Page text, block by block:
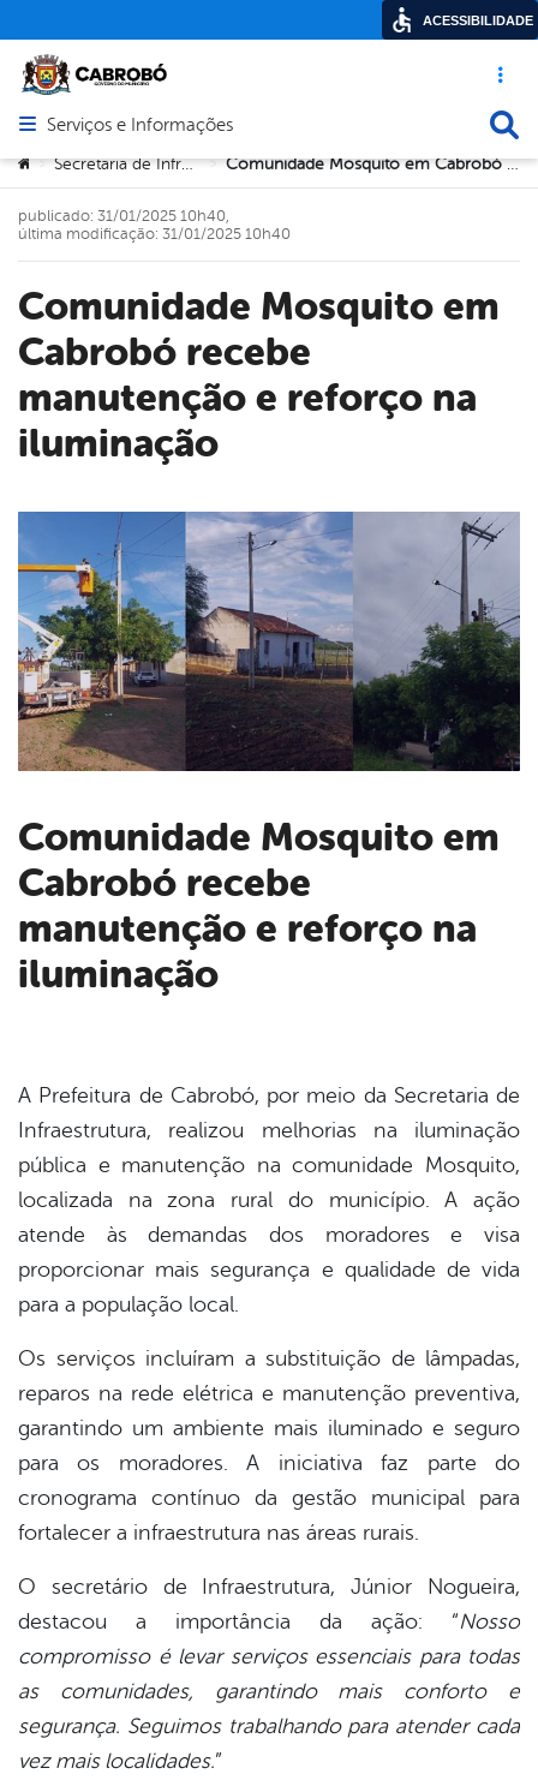
Acesso
Abrir menu principal de navegação
Serviços e Informações
Você está aqui:
> Secretaria de Infraestrutura > Comunidade Mosquito em Cabrobó recebe manutenção e reforço na iluminação
Comunidade Mosquito em
Cabrobó recebe
manutenção e reforço na
iluminação
publicado: 31/01/2025 10h40,
última modificação: 31/01/2025 10h40
Comunidade Mosquito em
Cabrobó recebe
manutenção e reforço na
iluminação
A Prefeitura de Cabrobó, por meio da Secretaria de
Infraestrutura, realizou melhorias na iluminação
pública e manutenção na comunidade Mosquito,
localizada na zona rural do município. A ação
atende às demandas dos moradores e visa
proporcionar mais segurança e qualidade de vida
para a população local.
Os serviços incluíram a substituição de lâmpadas,
reparos na rede elétrica e manutenção preventiva,
garantindo um ambiente mais iluminado e seguro
para os moradores. A iniciativa faz parte do
cronograma contínuo da gestão municipal para
fortalecer a infraestrutura nas áreas rurais.
O secretário de Infraestrutura, Júnior Nogueira,
destacou a importância da ação: “Nosso
compromisso é levar serviços essenciais para todas
as comunidades, garantindo mais conforto e
segurança. Seguimos trabalhando para atender cada
vez mais localidades.”
ACESSIBILIDADE